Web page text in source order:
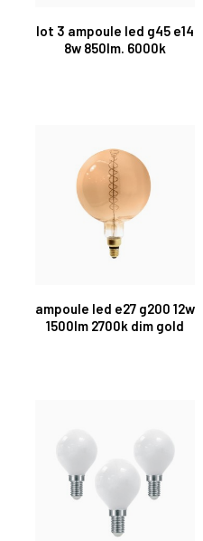
lot 3 ampoule led g45 e14
8w 850lm. 6000k
ampoule led e27 g200 12w
1500lm 2700k dim gold